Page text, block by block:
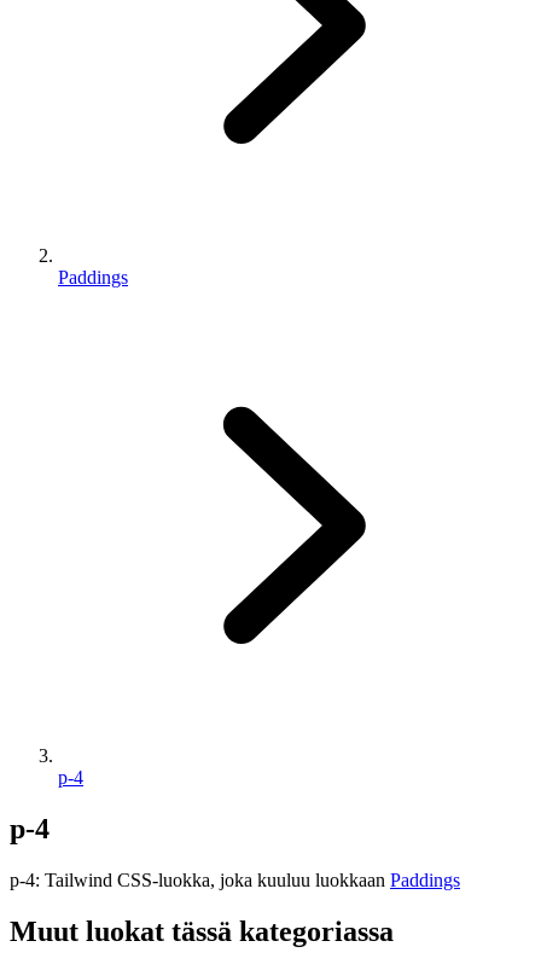
Paddings
p-4
p-4
p-4: Tailwind CSS-luokka, joka kuuluu luokkaan Paddings
Muut luokat tässä kategoriassa